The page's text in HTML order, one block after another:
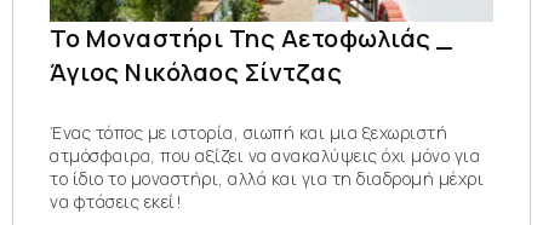
Το Μοναστήρι Της Αετοφωλιάς _
Άγιος Νικόλαος Σίντζας
Ένας τόπος με ιστορία, σιωπή και μια ξεχωριστή
ατμόσφαιρα, που αξίζει να ανακαλύψεις όχι μόνο για
το ίδιο το μοναστήρι, αλλά και για τη διαδρομή μέχρι
να φτάσεις εκεί!